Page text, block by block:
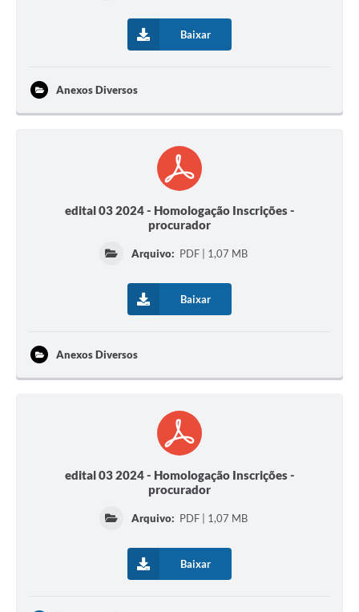
Baixar
Anexos Diversos
edital 03 2024 - Homologação Inscrições -
procurador
Arquivo: PDF | 1,07 MB
Baixar
Anexos Diversos
edital 03 2024 - Homologação Inscrições -
procurador
Arquivo: PDF | 1,07 MB
Baixar